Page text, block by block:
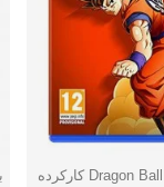
بازی Dragon Ball Z: Kakarot کارکرده